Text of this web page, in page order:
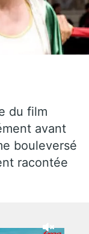
du film
avant
bouleversé
racontée